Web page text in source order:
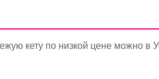
кету по низкой цене можно в